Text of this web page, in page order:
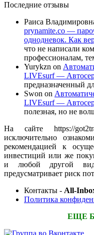
Последние отзывы
Раиса
prynamite.co —
однодневок. Как
что не написали
профессионалам,
Yurykzn on
LIVEsurf —
предназначенный
Swon on
LIVEsurf —
полезная, но не
На сайте https://
исключительно
рекомендацией к
инвестиций или же
и любой другой вид
предусматривает риск
Контакты - All-
Политика
ЕЩЕ